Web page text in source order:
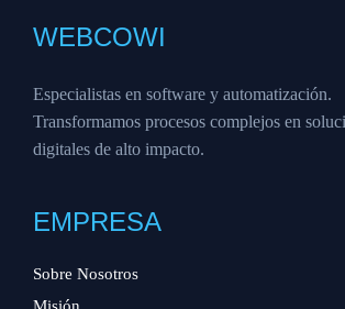
WEBCOWI
Especialistas en software y automatización.
Transformamos procesos complejos en
digitales de alto impacto.
EMPRESA
Sobre Nosotros